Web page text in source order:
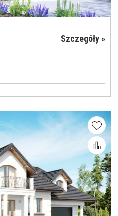
Szczegóły »